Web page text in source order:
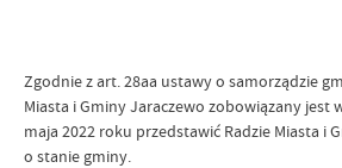
Zgodnie z art. 28aa ustawy o samorządzie
Miasta i Gminy Jaraczewo zobowiązany jest
maja 2022 roku przedstawić Radzie Miasta i
o stanie gminy.